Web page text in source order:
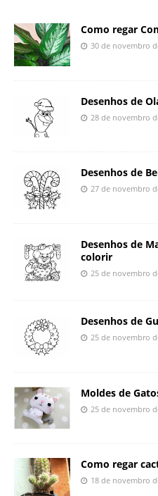
Como regar
30 de novembro
Desenhos de
28 de novembro
Desenhos de
27 de novembro
Desenhos de
colorir
25 de novembro
Desenhos de
25 de novembro
Moldes de
25 de novembro
Como regar
18 de novembro